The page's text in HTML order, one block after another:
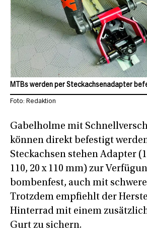
MTBs werden per Steckachsenadapter
Foto: Redaktion
Gabelholme mit
können direkt befestigt
Steckachsen stehen Adapter
110, 20 x 110 mm) zur
bombenfest, auch mit
Trotzdem empfiehlt der
Hinterrad mit einem
Gurt zu sichern.